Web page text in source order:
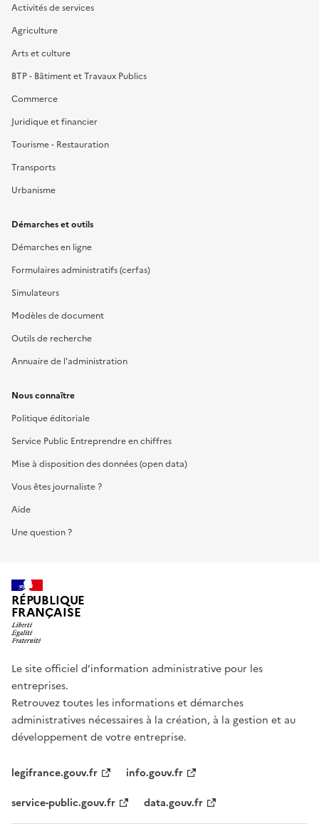
Activités de services
Agriculture
Arts et culture
BTP - Bâtiment et Travaux Publics
Commerce
Juridique et financier
Tourisme - Restauration
Transports
Urbanisme
Démarches et outils
Démarches en ligne
Formulaires administratifs (cerfas)
Simulateurs
Modèles de document
Outils de recherche
Annuaire de l'administration
Nous connaître
Politique éditoriale
Service Public Entreprendre en chiffres
Mise à disposition des données (open data)
Vous êtes journaliste ?
Aide
Une question ?
RÉPUBLIQUE
FRANÇAISE
Le site officiel d’information administrative pour les
entreprises.
Retrouvez toutes les informations et démarches
administratives nécessaires à la création, à la gestion et au
développement de votre entreprise.
legifrance.gouv.fr
info.gouv.fr
service-public.gouv.fr
data.gouv.fr